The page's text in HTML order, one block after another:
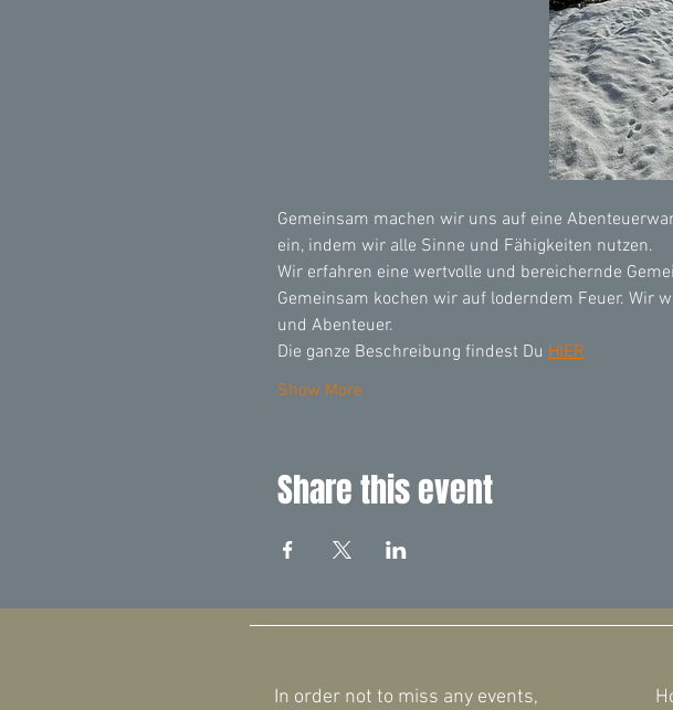
Gemeinsam machen wir uns auf eine
ein, indem wir alle Sinne und Fähigkeiten nutzen.
Wir erfahren eine wertvolle und bereichernde
Gemeinsam kochen wir auf loderndem Feuer. Wir
und Abenteuer.
Die ganze Beschreibung findest Du HIER
Show More
Share this event
In order not to miss any events,